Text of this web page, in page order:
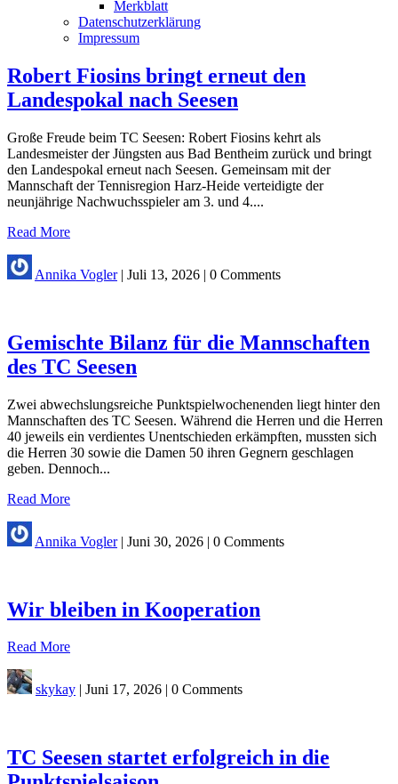
Merkblatt
Datenschutzerklärung
Impressum
Robert Fiosins bringt erneut den
Landespokal nach Seesen
Große Freude beim TC Seesen: Robert Fiosins kehrt als
Landesmeister der Jüngsten aus Bad Bentheim zurück und bringt
den Landespokal erneut nach Seesen. Gemeinsam mit der
Mannschaft der Tennisregion Harz-Heide verteidigte der
neunjährige Nachwuchsspieler am 3. und 4....
Read More
Annika Vogler| Juli 13, 2026 | 0 Comments
Gemischte Bilanz für die Mannschaften
des TC Seesen
Zwei abwechslungsreiche Punktspielwochenenden liegt hinter den
Mannschaften des TC Seesen. Während die Herren und die Herren
40 jeweils ein verdientes Unentschieden erkämpften, mussten sich
die Herren 30 sowie die Damen 50 ihren Gegnern geschlagen
geben. Dennoch...
Read More
Annika Vogler| Juni 30, 2026 | 0 Comments
Wir bleiben in Kooperation
Read More
skykay | Juni 17, 2026 | 0 Comments
TC Seesen startet erfolgreich in die